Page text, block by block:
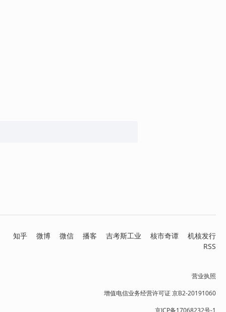
知乎 微博 微信 播客 吉考斯工业 核市奇谭
机核发行
RSS
营业执照
增值电信业务经营许可证 京B2-20191060